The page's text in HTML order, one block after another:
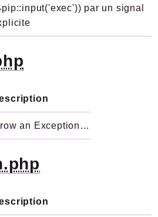
par un signal
an Exception…